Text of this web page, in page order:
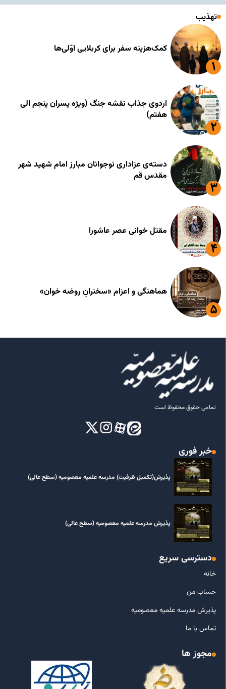
تهذیب
کمک‌هزینه سفر برای کربلایی اوّلی‌ها
اردوی جذاب نقشه جنگ (ویژه پسران پنجم الی
هفتم)
دسته‌ی عزاداری نوجوانان مبارز امام شهید شهر
مقدس قم
مقتل خوانی عصر عاشورا
هماهنگی و اعزام «سخنرانِ روضه خوان»
تمامی حقوق محفوظ است
خبر فوری
پذیرش(تکمیل ظرفیت) مدرسه علمیه معصومیه‌ (سطح عالی)
پذیرش مدرسه علمیه معصومیه‌ (سطح عالی)
دسترسی سریع
خانه
حساب من
پذیرش مدرسه علمیه معصومیه
تماس با ما
مجوز ها